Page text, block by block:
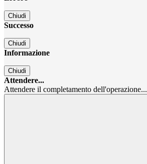
Chiudi
Successo
Chiudi
Informazione
Chiudi
Attendere...
Attendere il completamento dell'operazione...